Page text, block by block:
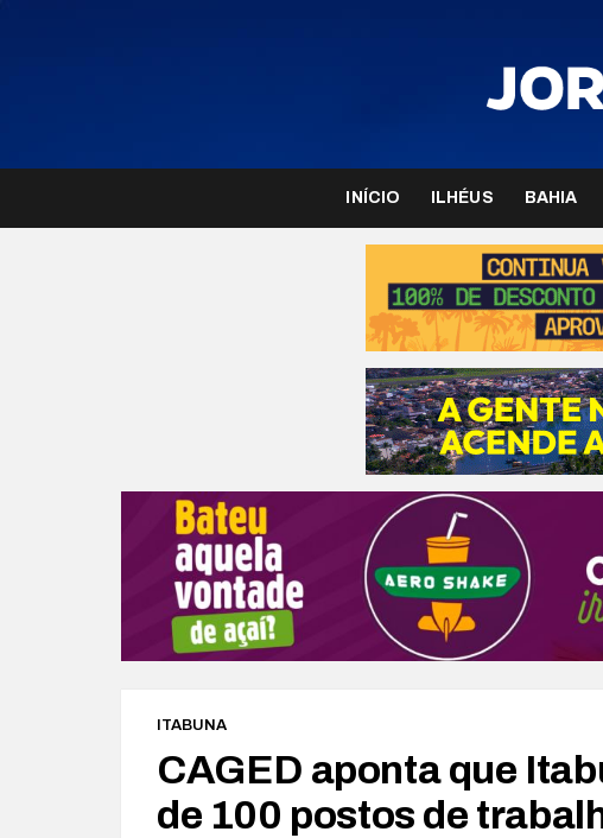
INÍCIO ILHÉUS BAHIA
ITABUNA
CAGED aponta que
de 100 postos de